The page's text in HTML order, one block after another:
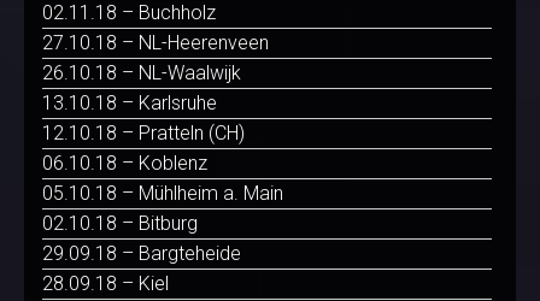
02.11.18 – Buchholz
27.10.18 – NL-Heerenveen
26.10.18 – NL-Waalwijk
13.10.18 – Karlsruhe
12.10.18 – Pratteln (CH)
06.10.18 – Koblenz
05.10.18 – Mühlheim a. Main
02.10.18 – Bitburg
29.09.18 – Bargteheide
28.09.18 – Kiel